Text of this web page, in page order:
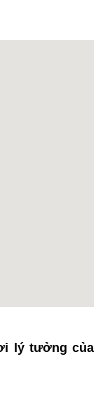
lý tưởng của